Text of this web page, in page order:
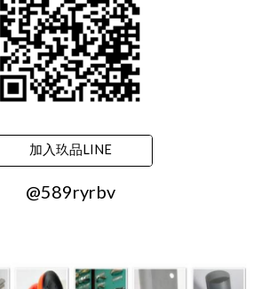
加入玖品LINE
@589ryrbv